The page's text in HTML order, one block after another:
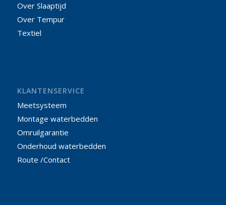
Over Slaaptijd
Over Tempur
Textiel
KLANTENSERVICE
Meetsysteem
Montage waterbedden
Omruilgarantie
Onderhoud waterbedden
Route /Contact